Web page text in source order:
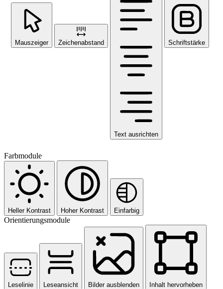
Mauszeiger Zeichenabstand
Text ausrichten
Schriftstärke
Farbmodule
Heller Kontrast Hoher Kontrast Einfarbig
Orientierungsmodule
Leselinie Leseansicht Bilder ausblenden Inhalt hervorheben